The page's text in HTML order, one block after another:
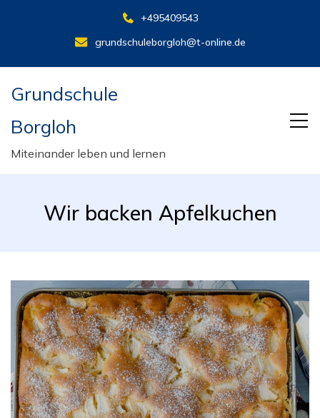
+495409543
grundschuleborgloh@t-online.de
Grundschule
Borgloh
Miteinander leben und lernen
Wir backen Apfelkuchen